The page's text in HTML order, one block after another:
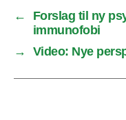
←
Forslag til ny
immunofobi
→
Video: Nye